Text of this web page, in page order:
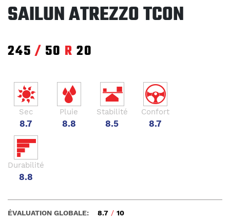
SAILUN ATREZZO TCON
245 / 50 R 20
Sec
8.7
Pluie
8.8
Stabilité
8.5
Confort
8.7
Durabilité
8.8
ÉVALUATION GLOBALE: 8.7 / 10